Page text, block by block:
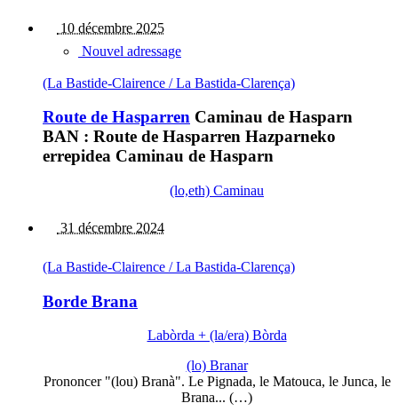
10 décembre 2025
Nouvel adressage
(La Bastide-Clairence / La Bastida-Clarença)
Route de Hasparren Caminau de Hasparn
BAN : Route de Hasparren Hazparneko
errepidea Caminau de Hasparn
(lo,eth) Caminau
31 décembre 2024
(La Bastide-Clairence / La Bastida-Clarença)
Borde Brana
Labòrda + (la/era) Bòrda
(lo) Branar
Prononcer "(lou) Branà". Le Pignada, le Matouca, le Junca, le
Brana... (…)